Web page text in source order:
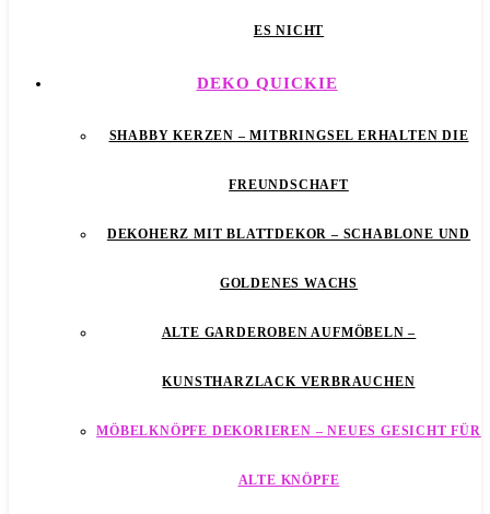
ES NICHT
DEKO QUICKIE
SHABBY KERZEN – MITBRINGSEL ERHALTEN DIE
FREUNDSCHAFT
DEKOHERZ MIT BLATTDEKOR – SCHABLONE UND
GOLDENES WACHS
ALTE GARDEROBEN AUFMÖBELN –
KUNSTHARZLACK VERBRAUCHEN
MÖBELKNÖPFE DEKORIEREN – NEUES GESICHT FÜR
ALTE KNÖPFE